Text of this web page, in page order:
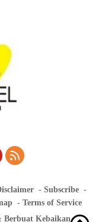
Subscribe
Terms of Service
Berbuat Kebaikan